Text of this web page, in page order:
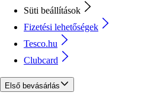
Süti beállítások
Fizetési lehetőségek
Tesco.hu
Clubcard
Első bevásárlás